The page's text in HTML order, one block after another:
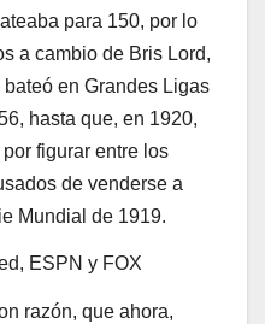
para 150, por lo
a cambio de Bris Lord,
en Grandes Ligas
hasta que, en 1920,
figurar entre los
de venderse a
Mundial de 1919.
ESPN y FOX
razón, que ahora,